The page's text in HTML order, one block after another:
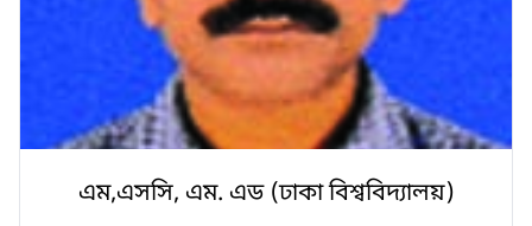
এম,এসসি, এম. এড (ঢাকা বিশ্ববিদ্যালয়)